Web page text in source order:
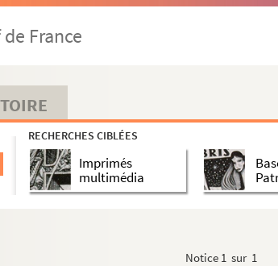
France
RECHERCHES CIBLÉES
Imprimés
multimédia
Notice 1 sur 1